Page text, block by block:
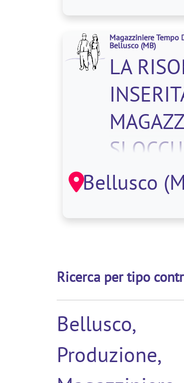
Magazziniere Tempo
Bellusco(MB)
LA
SI
DI:.
Bellusco
Ricerca per tipo
Bellusco,
Produzione,